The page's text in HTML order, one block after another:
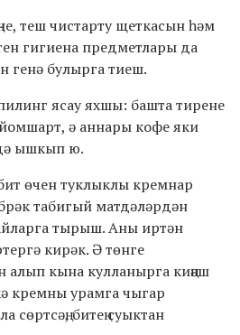
теш чистарту щеткасын һәм
гигиена предметлары да
генә булырга тиеш.
ясау яхшы: башта тирене
ә аннары кофе яки
ышкып ю.
өчен туклыклы кремнар
табигый матдәләрдән
тырыш. Аны иртән
кирәк. Ә төнге
кына кулланырга киңәш
кремны урамга чыгар
сөртсәң, битең суыктан